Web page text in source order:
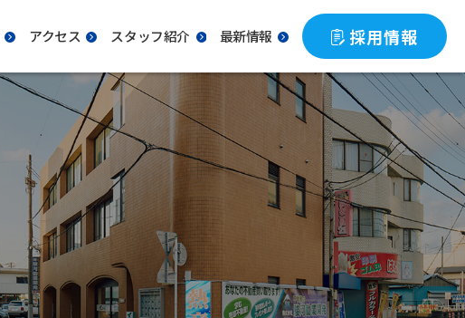
アクセス スタッフ紹介 最新情報 採用情報